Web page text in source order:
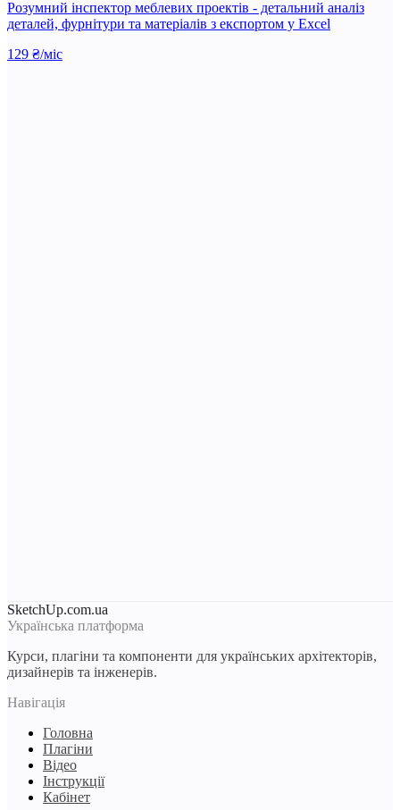
Розумний інспектор меблевих проектів - детальний аналіз
деталей, фурнітури та матеріалів з експортом у Excel
129 ₴/міс
SketchUp.com.ua
Українська платформа
Курси, плагіни та компоненти для українських архітекторів,
дизайнерів та інженерів.
Навігація
Головна
Плагіни
Відео
Інструкції
Кабінет